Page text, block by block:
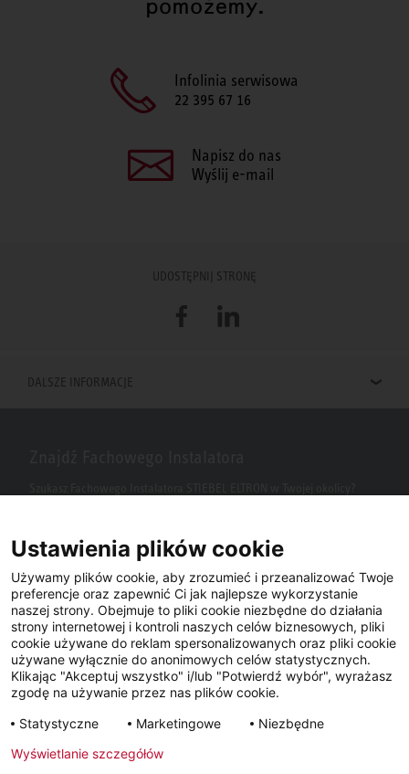
pomożemy.
Infolinia serwisowa
22 395 67 16
Napisz do nas
Wyślij e-mail
UDOSTĘPNIJ STRONĘ
FacebookLinkedIn
DALSZE INFORMACJE
Facebook YouTube LinkedIn
Instagram
Ustawienia plików cookie
Używamy plików cookie, aby zrozumieć i przeanalizować Twoje
preferencje oraz zapewnić Ci jak najlepsze wykorzystanie
naszej strony. Obejmuje to pliki cookie niezbędne do działania
strony internetowej i kontroli naszych celów biznesowych, pliki
cookie używane do reklam spersonalizowanych oraz pliki cookie
używane wyłącznie do anonimowych celów statystycznych.
Klikając "Akceptuj wszystko" i/lub "Potwierdź wybór", wyrażasz
zgodę na używanie przez nas plików cookie.
Statystyczne
Marketingowe
Niezbędne
Wyświetlanie szczegółów